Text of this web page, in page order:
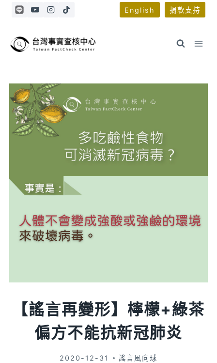
Skip
English 捐款支持
【謠言再變形】檸檬+綠茶
偏方不能抗新冠肺炎
2020-12-31 謠言風向球